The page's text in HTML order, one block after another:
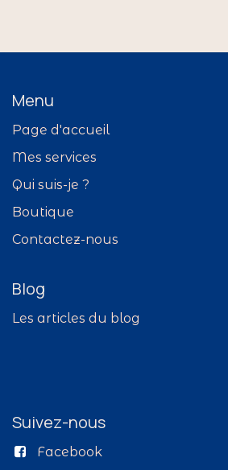
Menu
Page d'accueil
Mes services
Qui suis-je ?
Boutique
Contactez-nous
Blog
Les articles du blog
Suivez-nous
Facebook